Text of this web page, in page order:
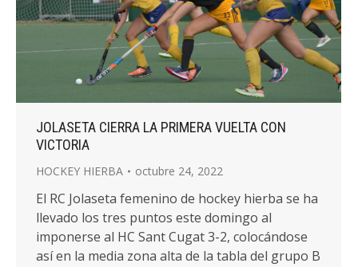
JOLASETA CIERRA LA PRIMERA VUELTA CON
VICTORIA
HOCKEY HIERBA octubre 24, 2022
El RC Jolaseta femenino de hockey hierba se ha
llevado los tres puntos este domingo al
imponerse al HC Sant Cugat 3-2, colocándose
así en la media zona alta de la tabla del grupo B